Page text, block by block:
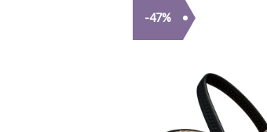
-47%